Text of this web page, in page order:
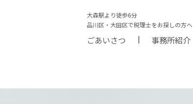
大森駅より徒歩6分
品川区・大田区で税理士をお探しの方へ
ごあいさつ
事務所紹介